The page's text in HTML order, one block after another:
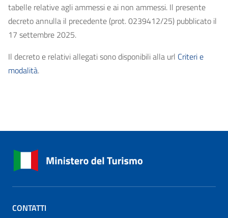
tabelle relative agli ammessi e ai non ammessi. Il presente
decreto annulla il precedente (prot. 0239412/25) pubblicato il
17 settembre 2025.
Il decreto e relativi allegati sono disponibili alla url Criteri e
modalità.
CONTATTI